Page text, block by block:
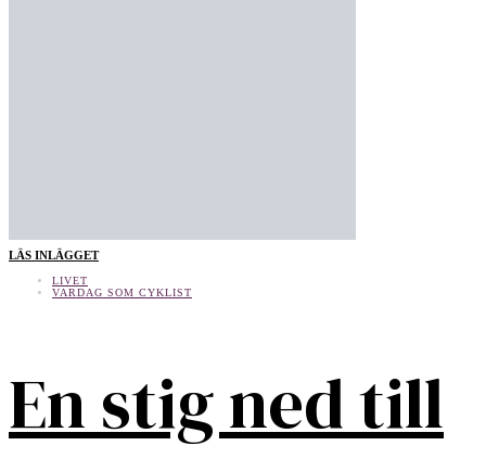
LÄS INLÄGGET
LIVET
VARDAG SOM CYKLIST
En stig ned till